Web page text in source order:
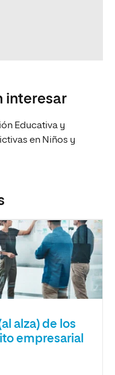
interesar
Educativa y
en Niños y
alza) de los
empresarial